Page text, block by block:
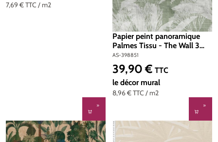
7,69 €TTC / m2
Papier peint panoramique
Palmes Tissu - The Wall 3
d'A.S. Création | Réf. AS-
398851
AS-398851
8,96 €TTC / m2
Prix régulier :
39,90 € TTC
le décor mural